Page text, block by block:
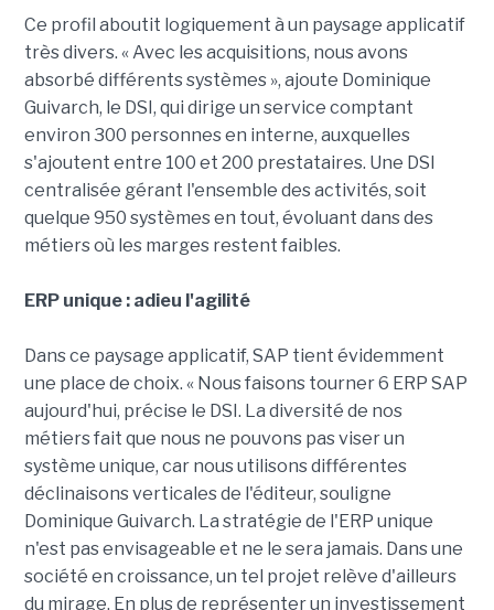
Ce profil aboutit logiquement à un paysage applicatif
très divers. « Avec les acquisitions, nous avons
absorbé différents systèmes », ajoute Dominique
Guivarch, le DSI, qui dirige un service comptant
environ 300 personnes en interne, auxquelles
s'ajoutent entre 100 et 200 prestataires. Une DSI
centralisée gérant l'ensemble des activités, soit
quelque 950 systèmes en tout, évoluant dans des
métiers où les marges restent faibles.
ERP unique : adieu l'agilité
Dans ce paysage applicatif, SAP tient évidemment
une place de choix. « Nous faisons tourner 6 ERP SAP
aujourd'hui, précise le DSI. La diversité de nos
métiers fait que nous ne pouvons pas viser un
système unique, car nous utilisons différentes
déclinaisons verticales de l'éditeur, souligne
Dominique Guivarch. La stratégie de l'ERP unique
n'est pas envisageable et ne le sera jamais. Dans une
société en croissance, un tel projet relève d'ailleurs
du mirage. En plus de représenter un investissement